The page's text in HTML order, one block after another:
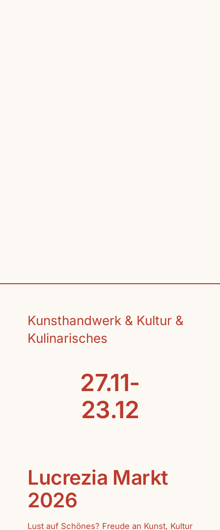
Kunsthandwerk & Kultur &
Kulinarisches
27.11-
23.12
Lucrezia Markt
2026
Lust auf Schönes? Freude an Kunst, Kultur